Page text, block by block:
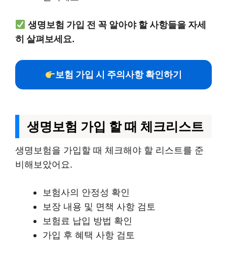
생명보험 가입 전 꼭 알아야 할 사항들을 자세
히 살펴보세요.
보험 가입 시 주의사항 확인하기
생명보험 가입 할 때 체크리스트
생명보험을 가입할 때 체크해야 할 리스트를 준
비해보았어요.
보험사의 안정성 확인
보장 내용 및 면책 사항 검토
보험료 납입 방법 확인
가입 후 혜택 사항 검토